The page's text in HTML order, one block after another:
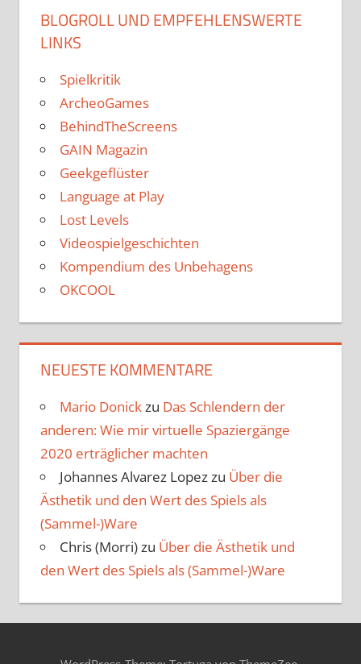
BLOGROLL UND EMPFEHLENSWERTE
LINKS
Spielkritik
ArcheoGames
BehindTheScreens
GAIN Magazin
Geekgeflüster
Language at Play
Lost Levels
Videospielgeschichten
Kompendium des Unbehagens
OKCOOL
NEUESTE KOMMENTARE
Mario Donickzu Das Schlendern der
anderen: Wie mir virtuelle Spaziergänge
2020 erträglicher machten
Johannes Alvarez Lopezzu Über die
Ästhetik und den Wert des Spiels als
(Sammel-)Ware
Chris (Morri)zu Über die Ästhetik und
den Wert des Spiels als (Sammel-)Ware